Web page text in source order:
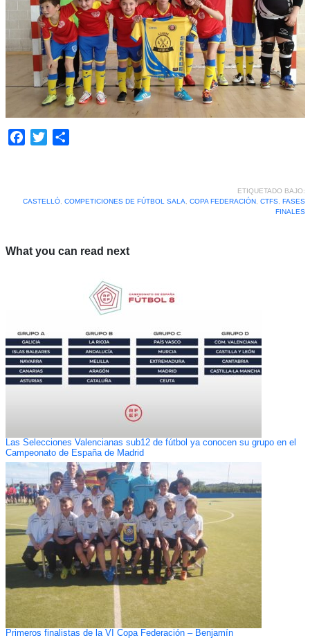
Facebook
Twitter
ETIQUETADO BAJO:
CASTELLÓ, COMPETICIONES DE FÚTBOL SALA COPA FEDERACIÓN, CTFS, FASES
FINALES
What you can read next
Las Selecciones Valencianas sub12 de fútbol ya conocen su grupo en el
Campeonato de España de Madrid
Primeros finalistas de la VI Copa Federación – Benjamín